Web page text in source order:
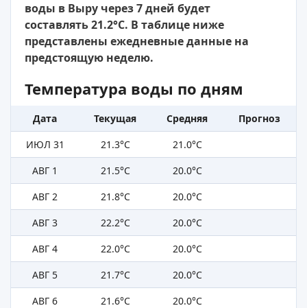
воды в Выру через 7 дней будет
составлять 21.2°C. В таблице ниже
представлены ежедневные данные на
предстоящую неделю.
Температура воды по дням
Дата Текущая Средняя
Прогноз
ИЮЛ 31
21.3°C
21.0°C
АВГ 1
21.5°C
20.0°C
АВГ 2
21.8°C
20.0°C
АВГ 3
22.2°C
20.0°C
АВГ 4
22.0°C
20.0°C
АВГ 5
21.7°C
20.0°C
АВГ 6
21.6°C
20.0°C